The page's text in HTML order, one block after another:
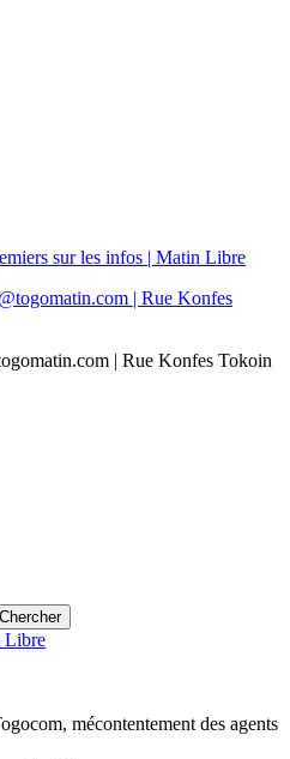
sur les infos | Matin Libre
| Rue Konfes Tokoin
mécontentement des agents